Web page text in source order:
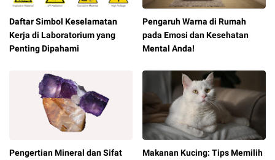
Daftar Simbol Keselamatan
Kerja di Laboratorium yang
Penting Dipahami
Pengaruh Warna di Rumah
pada Emosi dan Kesehatan
Mental Anda!
Pengertian Mineral dan Sifat
Makanan Kucing: Tips Memilih